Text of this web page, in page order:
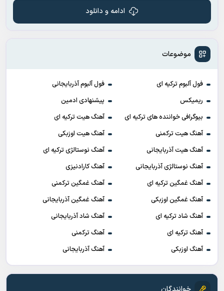
موضوعات
فول آلبوم ترکیه ای
فول آلبوم آذربایجانی
ریمیکس
پیشنهادی ادمین
بیوگرافی خواننده های ترکیه ای
آهنگ هیت ترکیه ای
آهنگ هیت ترکمنی
آهنگ هیت اوزبکی
آهنگ هیت آذربایجانی
آهنگ نوستالژی ترکیه ای
آهنگ نوستالژی آذربایجانی
آهنگ کارادنیزی
آهنگ غمگین ترکیه ای
آهنگ غمگین ترکمنی
آهنگ غمگین اوزبکی
آهنگ غمگین آذربایجانی
آهنگ شاد ترکیه ای
آهنگ شاد آذربایجانی
آهنگ ترکیه ای
آهنگ ترکمنی
آهنگ اوزبکی
آهنگ آذربایجانی
ادامه و دانلود